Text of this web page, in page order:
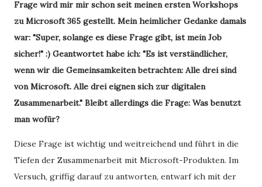
Frage wird mir mir schon seit meinen ersten Workshops
zu Microsoft 365 gestellt. Mein heimlicher Gedanke damals
war: "Super, solange es diese Frage gibt, ist mein Job
sicher!" :) Geantwortet habe ich: "Es ist verständlicher,
wenn wir die Gemeinsamkeiten betrachten: Alle drei sind
von Microsoft. Alle drei eignen sich zur digitalen
Zusammenarbeit." Bleibt allerdings die Frage: Was benutzt
man wofür?
Diese Frage ist wichtig und weitreichend und führt in die
Tiefen der Zusammenarbeit mit Microsoft-Produkten. Im
Versuch, griffig darauf zu antworten, entwarf ich mit der